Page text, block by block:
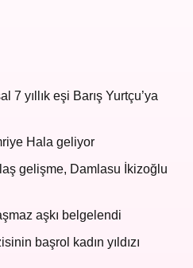
7 yıllık eşi Barış Yurtçu’ya
Hala geliyor
gelişme, Damlasu İkizoğlu
aşkı belgelendi
başrol kadın yıldızı